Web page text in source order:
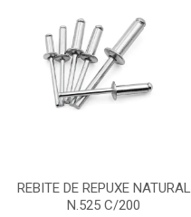
REBITE DE REPUXE NATURAL
N.525 C/200